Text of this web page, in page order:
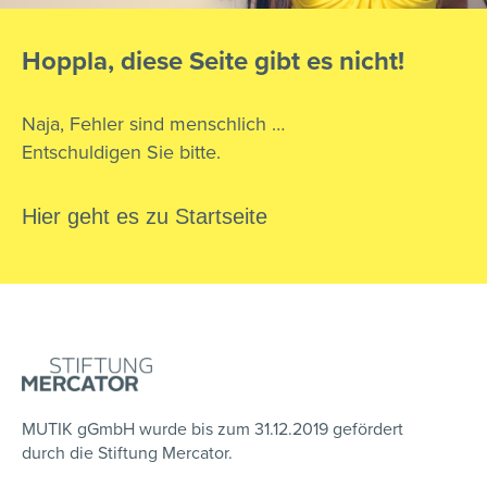
Hoppla, diese Seite gibt es nicht!
Naja, Fehler sind menschlich …
Entschuldigen Sie bitte.
Hier geht es zu Startseite
MUTIK gGmbH wurde bis zum 31.12.2019 gefördert
durch die Stiftung Mercator.